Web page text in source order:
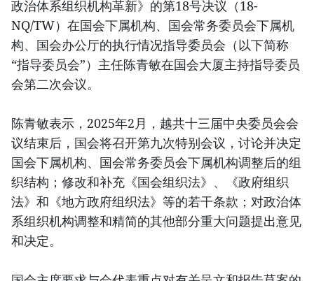
政治体系组织机构革新》的第18号决议（18-
NQ/TW）在国会下属机构、国会常务委员会下属机
构、国会办公厅的执行情况指导委员会（以下简称
“指导委员会”）主任陈青敏在国会大厦主持指导委员
会第二次会议。
陈青敏表示，2025年2月，越共十三届中央委员会会
议结束后，国会将召开第九次特别会议，讨论并决定
国会下属机构、国会常务委员会下属机构调整后的组
织结构；修改和补充《国会组织法》、《政府组织
法》和《地方政府组织法》等的若干条款；对政治体
系组织机构调整和精简的其他部分重大问题提出意见
和决定。